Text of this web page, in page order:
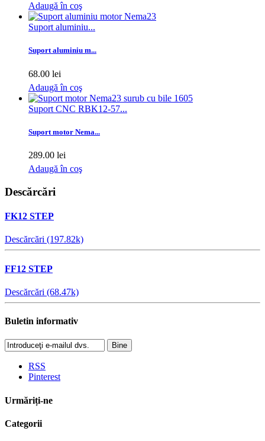
Adaugă în coş
Suport aluminiu...
Suport aluminiu m...
68.00 lei
Adaugă în coş
Suport CNC RBK12-57...
Suport motor Nema...
289.00 lei
Adaugă în coş
Descărcări
FK12 STEP
Descărcări (197.82k)
FF12 STEP
Descărcări (68.47k)
Buletin informativ
Bine
RSS
Pinterest
Urmăriți-ne
Categorii